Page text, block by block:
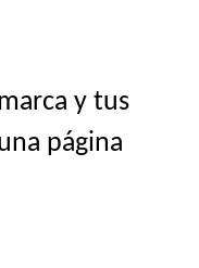
y tus
página